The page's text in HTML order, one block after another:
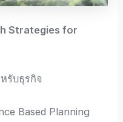
Strategies for
รับธุรกิจ
Based Planning